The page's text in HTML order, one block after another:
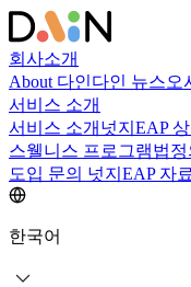
회사소개
About 다인다인 뉴스오
서비스 소개
서비스 소개 넛지EAP
스웰니스 프로그램법
도입 문의 넛지EAP 자
한국어